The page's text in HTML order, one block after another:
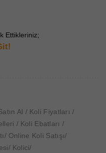
Ettikleriniz;
Al
Koli Fiyatları
Koli Ebatları
Online Koli Satışı
Kolici